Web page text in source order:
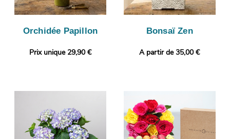
Orchidée Papillon
Prix unique 29,90 €
Bonsaï Zen
A partir de 35,00 €